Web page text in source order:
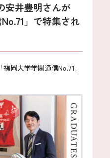
安井豊明さんが
」で特集され
岡大学学園通信No.71」